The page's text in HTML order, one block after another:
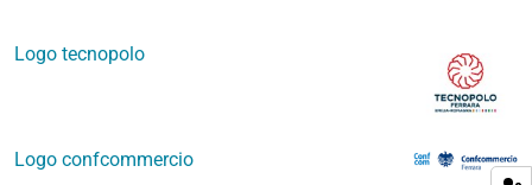
Logo tecnopolo
Logo confcommercio